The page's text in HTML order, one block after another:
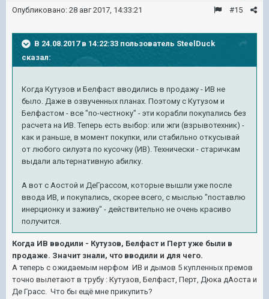
#15
Опубликовано: 28 авг 2017, 14:33:21
В 24.08.2017 в 14:22:33 пользователь SteelDuck
сказал:
Когда Кутузов и Белфаст вводились в продажу - ИВ не
было. Даже в озвученных планах. Поэтому с Кутузом и
Белфастом - все "по-честноку" - эти корабли покупались без
расчета на ИВ. Теперь есть выбор: или жги (взрывотехник) -
как и раньше, в момент покупки, или стабильно откусывай
от любого силуэта по кусочку (ИВ). Технически - старичкам
выдали альтернативную абилку.
А вот с Аостой и ДеГрассом, которые вышли уже после
ввода ИВ, и покупались, скорее всего, с мыслью "поставлю
инерционку и заживу" - действительно не очень красиво
получится.
Когда ИВ вводили - Кутузов, Белфаст и Перт уже были в
продаже. Значит знали, что вводили и для чего.
А теперь с ожидаемым нерфом ИВ и дымов 5 купленных премов
точно вылетают в трубу : Кутузов, Белфаст, Перт, Дюка дАоста и
Де Грасс. Что бы ещё мне прикупить?